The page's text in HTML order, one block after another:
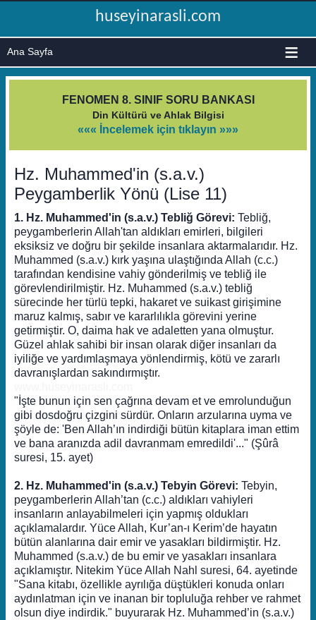
huseyinarasli.com
≡
FENOMEN 8. SINIF SORU BANKASI
Din Kültürü ve Ahlak Bilgisi
««« İncelemek için tıklayın »»»
Hz. Muhammed'in (s.a.v.)
Peygamberlik Yönü (Lise 11)
1. Hz. Muhammed'in (s.a.v.) Tebliğ Görevi: Tebliğ,
peygamberlerin Allah'tan aldıkları emirleri, bilgileri
eksiksiz ve doğru bir şekilde insanlara aktarmalarıdır. Hz.
Muhammed (s.a.v.) kırk yaşına ulaştığında Allah (c.c.)
tarafından kendisine vahiy gönderilmiş ve tebliğ ile
görevlendirilmiştir. Hz. Muhammed (s.a.v.) tebliğ
sürecinde her türlü tepki, hakaret ve suikast girişimine
maruz kalmış, sabır ve kararlılıkla görevini yerine
getirmiştir. O, daima hak ve adaletten yana olmuştur.
Güzel ahlak sahibi bir insan olarak diğer insanları da
iyiliğe ve yardımlaşmaya yönlendirmiş, kötü ve zararlı
davranışlardan sakındırmıştır.
"İşte bunun için sen çağrına devam et ve emrolunduğun
gibi dosdoğru çizgini sürdür. Onların arzularına uyma ve
şöyle de: 'Ben Allah’ın indirdiği bütün kitaplara iman ettim
ve bana aranızda adil davranmam emredildi'..." (Şûrâ
suresi, 15. ayet)
2. Hz. Muhammed'in (s.a.v.) Tebyin Görevi: Tebyin,
peygamberlerin Allah’tan (c.c.) aldıkları vahiyleri
insanların anlayabilmeleri için yapmış oldukları
açıklamalardır. Yüce Allah, Kur’an-ı Kerim’de hayatın
bütün alanlarına dair emir ve yasakları bildirmiştir. Hz.
Muhammed (s.a.v.) de bu emir ve yasakları insanlara
açıklamıştır. Nitekim Yüce Allah Nahl suresi, 64. ayetinde
"Sana kitabı, özellikle ayrılığa düştükleri konuda onları
aydınlatman için ve inanan bir topluluğa rehber ve rahmet
olsun diye indirdik." buyurarak Hz. Muhammed’in (s.a.v.)